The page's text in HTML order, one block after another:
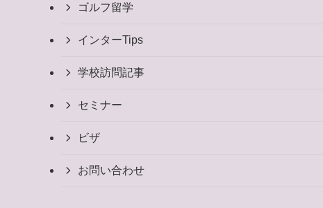
ゴルフ留学
インターTips
学校訪問記事
セミナー
ビザ
お問い合わせ